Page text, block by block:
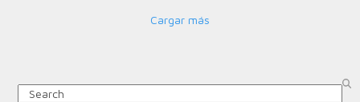
Cargar más
Search